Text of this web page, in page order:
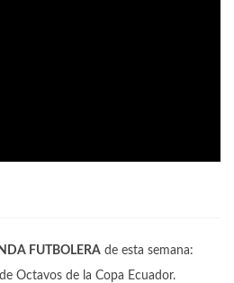
FUTBOLERAde esta semana:
Octavos de la Copa Ecuador.